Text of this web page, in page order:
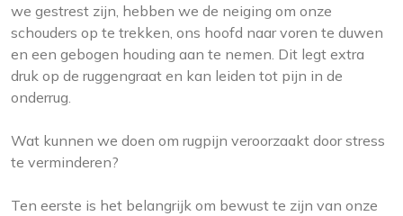
we gestrest zijn, hebben we de neiging om onze
schouders op te trekken, ons hoofd naar voren te duwen
en een gebogen houding aan te nemen. Dit legt extra
druk op de ruggengraat en kan leiden tot pijn in de
onderrug.
Wat kunnen we doen om rugpijn veroorzaakt door stress
te verminderen?
Ten eerste is het belangrijk om bewust te zijn van onze